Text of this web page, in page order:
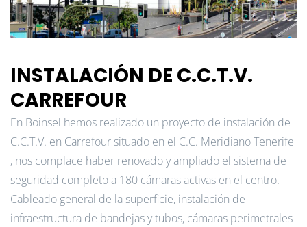
INSTALACIÓN DE C.C.T.V.
CARREFOUR
En Boinsel hemos realizado un proyecto de instalación de
C.C.T.V. en Carrefour situado en el C.C. Meridiano Tenerife
, nos complace haber renovado y ampliado el sistema de
seguridad completo a 180 cámaras activas en el centro.
Cableado general de la superficie, instalación de
infraestructura de bandejas y tubos, cámaras perimetrales